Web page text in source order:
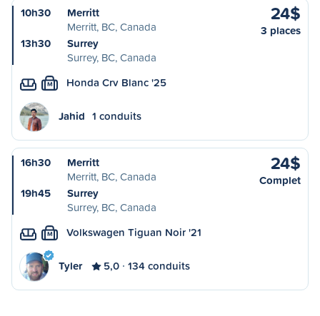
10h30
Merritt
Merritt, BC, Canada
13h30
Surrey
Surrey, BC, Canada
24$
3 places
M Honda Crv Blanc '25
Jahid 1 conduits
16h30
Merritt
Merritt, BC, Canada
19h45
Surrey
Surrey, BC, Canada
24$
Complet
M Volkswagen Tiguan Noir '21
Tyler 5,0 134 conduits